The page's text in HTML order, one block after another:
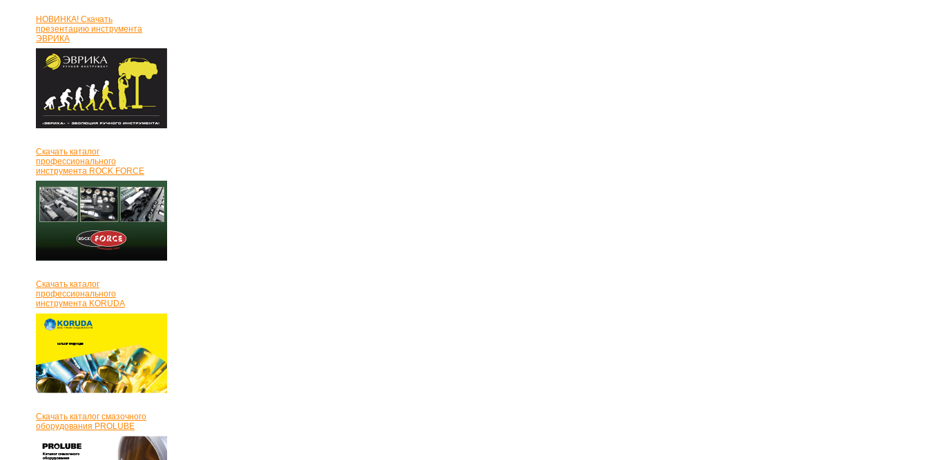
НОВИНКА! Скачать
презентацию инструмента
ЭВРИКА
Скачать каталог
профессионального
инструмента ROCK FORCE
Скачать каталог
профессионального
инструмента KORUDA
Скачать каталог смазочного
оборудования PROLUBE